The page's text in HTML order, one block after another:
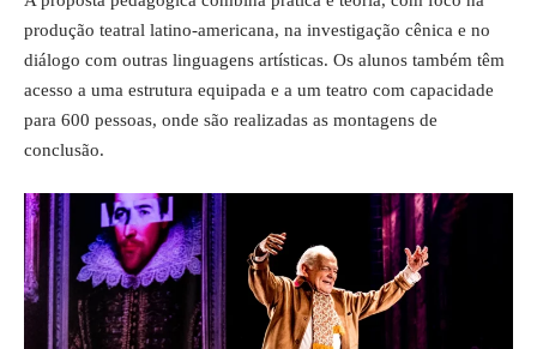
produção teatral latino-americana, na investigação cênica e no
diálogo com outras linguagens artísticas. Os alunos também têm
acesso a uma estrutura equipada e a um teatro com capacidade
para 600 pessoas, onde são realizadas as montagens de
conclusão.